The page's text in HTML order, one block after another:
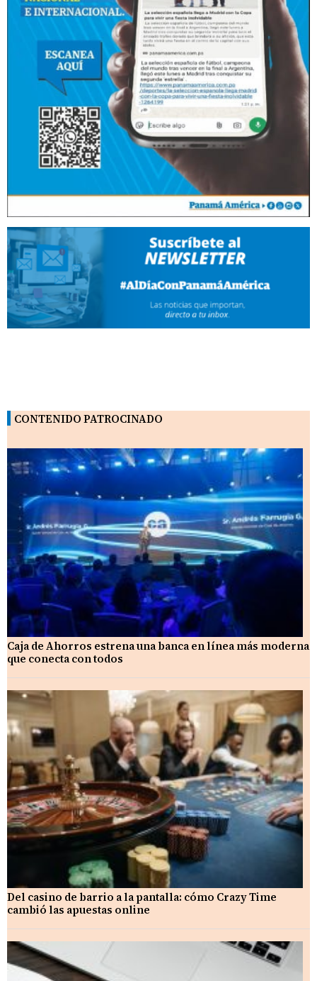
CONTENIDO PATROCINADO
Caja de Ahorros estrena una banca en línea más moderna
que conecta con todos
Del casino de barrio a la pantalla: cómo Crazy Time
cambió las apuestas online